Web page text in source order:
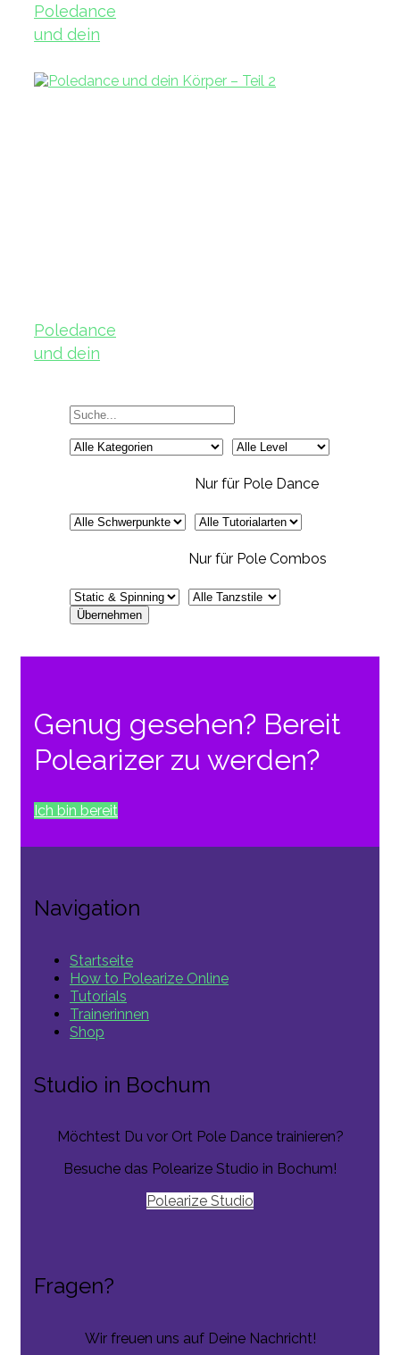
Poledance
und dein
3
Poledance
und dein
Nur für Pole Dance
Nur für Pole Combos
Genug gesehen? Bereit
Polearizer zu werden?
Ich bin bereit
Navigation
Startseite
How to Polearize Online
Tutorials
Trainerinnen
Shop
Studio in Bochum
Möchtest Du vor Ort Pole Dance trainieren?
Besuche das Polearize Studio in Bochum!
Polearize Studio
Fragen?
Wir freuen uns auf Deine Nachricht!